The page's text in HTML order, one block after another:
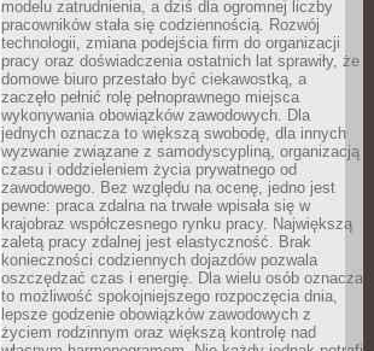
modelu zatrudnienia, a dziś dla ogromnej liczby
pracowników stała się codziennością. Rozwój
technologii, zmiana podejścia firm do organizacji
pracy oraz doświadczenia ostatnich lat sprawiły, że
domowe biuro przestało być ciekawostką, a
zaczęło pełnić rolę pełnoprawnego miejsca
wykonywania obowiązków zawodowych. Dla
jednych oznacza to większą swobodę, dla innych
wyzwanie związane z samodyscypliną, organizacją
czasu i oddzieleniem życia prywatnego od
zawodowego. Bez względu na ocenę, jedno jest
pewne: praca zdalna na trwałe wpisała się w
krajobraz współczesnego rynku pracy. Największą
zaletą pracy zdalnej jest elastyczność. Brak
konieczności codziennych dojazdów pozwala
oszczędzać czas i energię. Dla wielu osób oznacza
to możliwość spokojniejszego rozpoczęcia dnia,
lepsze godzenie obowiązków zawodowych z
życiem rodzinnym oraz większą kontrolę nad